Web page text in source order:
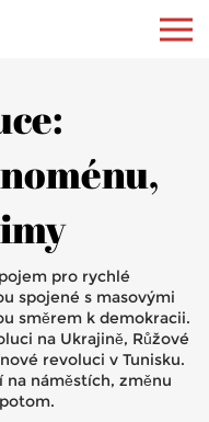
pro rychlé
spojené s masovými
směrem k demokracii.
na Ukrajině, Růžové
revoluci v Tunisku.
na náměstích, změnu